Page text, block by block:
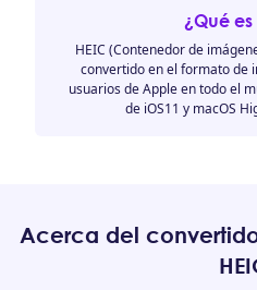
¿Qué es
HEIC (Contenedor de
convertido en el formato de
usuarios de Apple en todo el
de iOS11 y macOS
Acerca del